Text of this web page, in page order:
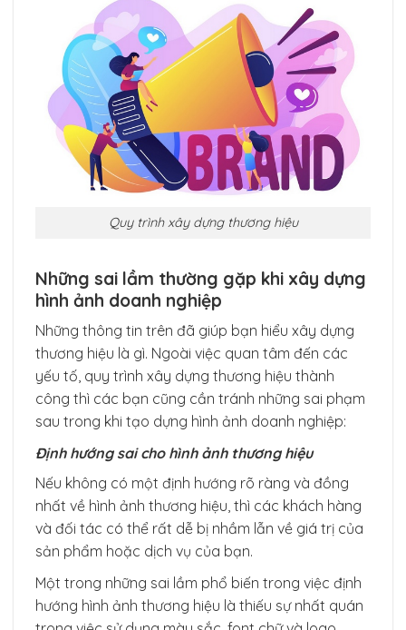
Quy trình xây dựng thương hiệu
Những sai lầm thường gặp khi xây dựng
hình ảnh doanh nghiệp
Những thông tin trên đã giúp bạn hiểu xây dựng
thương hiệu là gì. Ngoài việc quan tâm đến các
yếu tố, quy trình xây dựng thương hiệu thành
công thì các bạn cũng cần tránh những sai phạm
sau trong khi tạo dựng hình ảnh doanh nghiệp:
Định hướng sai cho hình ảnh thương hiệu
Nếu không có một định hướng rõ ràng và đồng
nhất về hình ảnh thương hiệu, thì các khách hàng
và đối tác có thể rất dễ bị nhầm lẫn về giá trị của
sản phẩm hoặc dịch vụ của bạn.
Một trong những sai lầm phổ biến trong việc định
hướng hình ảnh thương hiệu là thiếu sự nhất quán